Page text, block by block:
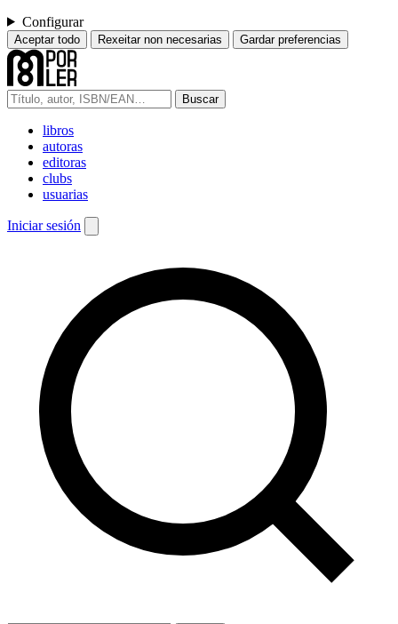
Configurar
Aceptar todo Rexeitar non necesarias Gardar preferencias
Buscar
libros
autoras
editoras
clubs
usuarias
Iniciar sesión